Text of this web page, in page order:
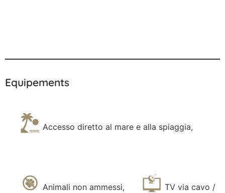
Equipements
Accesso diretto al mare e alla spiaggia,
Animali non ammessi, TV via cavo /